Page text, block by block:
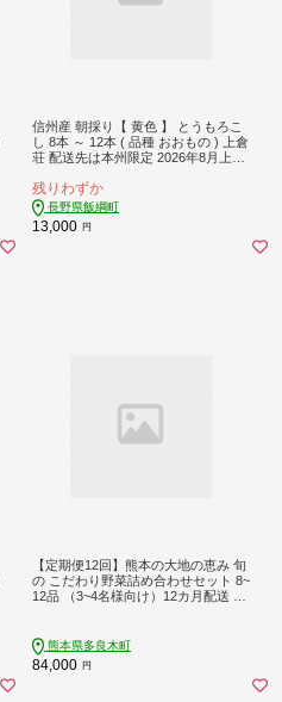
信州産 朝採り【 黄色 】 とうもろこ
し 8本 ～ 12本 ( 品種 おおもの ) 上倉
荘 配送先は本州限定 2026年8月上旬
予定 信州 トウモロコシ コーン おお
もの 野菜 黄色 イエロー 長野県 飯綱
町 [0763]
残りわずか
長野県飯綱町
13,000 円
【定期便12回】熊本の大地の恵み 旬
の こだわり野菜詰め合わせセット 8~
12品 （3~4名様向け）12カ月配送 獲
野菜 家族 ファミリー 多良木町 024-0
812
熊本県多良木町
84,000 円